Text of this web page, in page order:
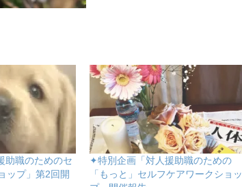
助職のためのセ
ップ」第2回開
✦特別企画「対人援助職のための
「もっと」セルフケアワークショッ